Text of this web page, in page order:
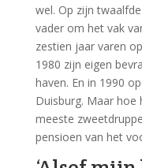
wel. Op zijn
vader om het vak
zestien jaar varen
1980 zijn eigen
haven. En in 1990
Duisburg. Maar hoe
meeste
pensioen van het